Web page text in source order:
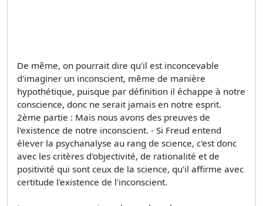
De même, on pourrait dire qu'il est inconcevable
d'imaginer un inconscient, même de manière
hypothétique, puisque par définition il échappe à notre
conscience, donc ne serait jamais en notre esprit.
2ème partie : Mais nous avons des preuves de
l'existence de notre inconscient. - Si Freud entend
élever la psychanalyse au rang de science, c'est donc
avec les critères d'objectivité, de rationalité et de
positivité qui sont ceux de la science, qu'il affirme avec
certitude l'existence de l'inconscient.